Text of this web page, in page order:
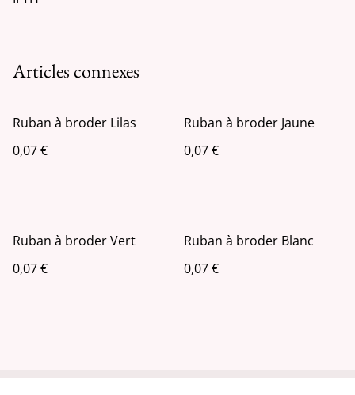
Articles connexes
Ruban à broder Lilas
0,07 €
Ruban à broder Jaune
0,07 €
Ruban à broder Vert
0,07 €
Ruban à broder Blanc
0,07 €